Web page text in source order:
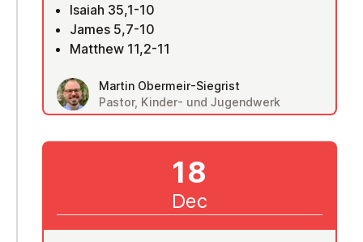
Isaiah 35,1-10
James 5,7-10
Matthew 11,2-11
Martin Obermeir-Siegrist
Pastor, Kinder- und Jugendwerk
18
Dec